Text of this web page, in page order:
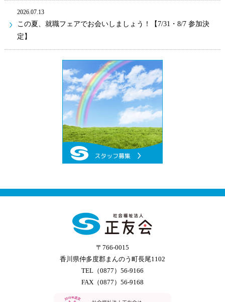
2026.07.13
この夏、就職フェアでお会いしましょう！【7/31・8/7 参加決
定】
〒766-0015
香川県仲多度郡まんのう町長尾1102
TEL（0877）56-9166
FAX（0877）56-9168